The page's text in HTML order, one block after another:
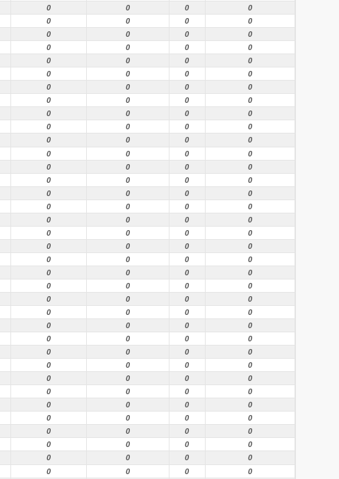
0 0 0
0
0 0 0
0
0 0 0
0
0 0 0
0
0 0 0
0
0 0 0
0
0 0 0
0
0 0 0
0
0 0 0
0
0 0 0
0
0 0 0
0
0 0 0
0
0 0 0
0
0 0 0
0
0 0 0
0
0 0 0
0
0 0 0
0
0 0 0
0
0 0 0
0
0 0 0
0
0 0 0
0
0 0 0
0
0 0 0
0
0 0 0
0
0 0 0
0
0 0 0
0
0 0 0
0
0 0 0
0
0 0 0
0
0 0 0
0
0 0 0
0
0 0 0
0
0 0 0
0
0 0 0
0
0 0 0
0
0 0 0
0